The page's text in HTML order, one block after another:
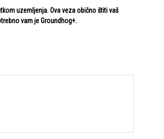
uzemljenja. Ova veza obično štiti vaš
vam je Groundhog+.